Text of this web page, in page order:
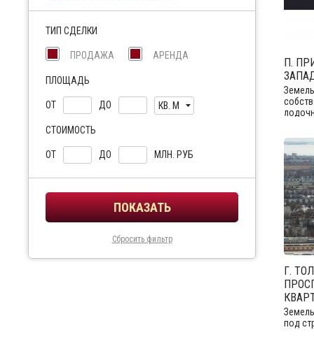
ТИП СДЕЛКИ
ПРОДАЖА АРЕНДА
ПЛОЩАДЬ
ОТ ДО КВ. М
СТОИМОСТЬ
ОТ ДО МЛН. РУБ
Сбросить фильтр
П.
Г.
под